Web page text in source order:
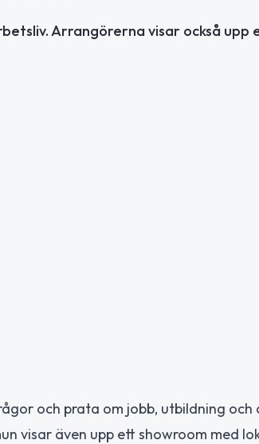
Arrangörerna visar också upp
och prata om jobb, utbildning och
visar även upp ett showroom med